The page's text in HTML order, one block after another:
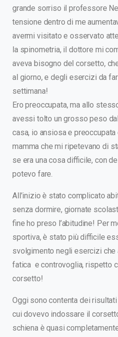
grande sorriso il professore
tensione dentro di me
avermi visitato e osservato
la spinometria, il dottore mi
aveva bisogno del corsetto,
al giorno, e degli esercizi da
settimana!
Ero preoccupata, ma allo
avessi tolto un grosso peso
casa, io ansiosa e
mamma che mi ripetevano di
se era una cosa difficile, con
potevo fare.
All’inizio è stato complicato
senza dormire, giornate
fine ho preso l’abitudine! Per
sportiva, è stato più difficile
svolgimento negli esercizi che
fatica e controvoglia, rispetto
corsetto!
Oggi sono contenta dei
cui dovevo indossare il
schiena è quasi